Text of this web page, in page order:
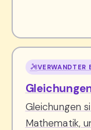
VERWANDTER
Gleichungen
Mathematik,